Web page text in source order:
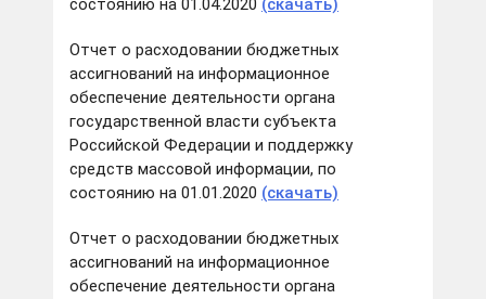
состоянию на 01.04.2020 (скачать)
Отчет о расходовании бюджетных
ассигнований на информационное
обеспечение деятельности органа
государственной власти субъекта
Российской Федерации и поддержку
средств массовой информации, по
состоянию на 01.01.2020 (скачать)
Отчет о расходовании бюджетных
ассигнований на информационное
обеспечение деятельности органа